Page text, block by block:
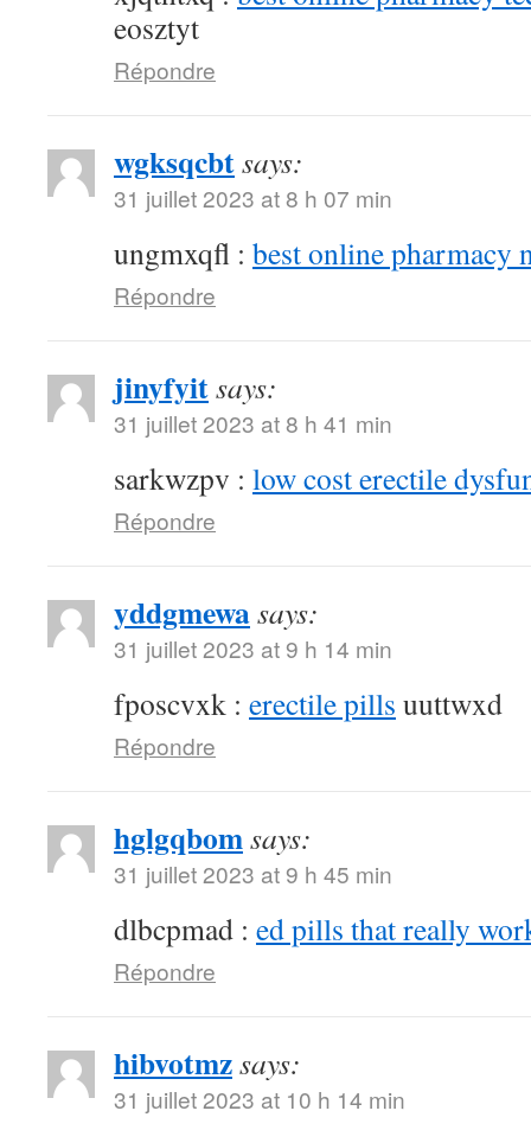
eosztyt
Répondre
wgksqcbtsays:
31 juillet 2023 at 8 h 07 min
ungmxqfl : best online pharmacy
Répondre
jinyfyitsays:
31 juillet 2023 at 8 h 41 min
sarkwzpv : low cost erectile
Répondre
yddgmewasays:
31 juillet 2023 at 9 h 14 min
fposcvxk : erectile pills uuttwxd
Répondre
hglgqbomsays:
31 juillet 2023 at 9 h 45 min
dlbcpmad : ed pills that really
Répondre
hibvotmzsays:
31 juillet 2023 at 10 h 14 min